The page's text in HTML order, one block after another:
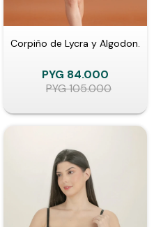
Corpiño de Lycra y Algodon.
PYG 84.000
PYG105.000